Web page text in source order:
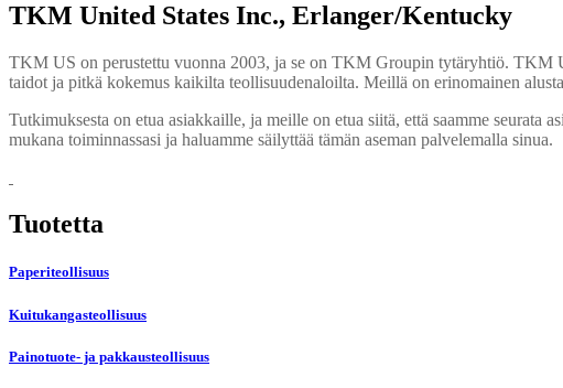
TKM United States Inc., Erlanger/Kentucky
TKM US on perustettu vuonna 2003, ja se on TKM Groupin tytäryhtiö. TKM
taidot ja pitkä kokemus kaikilta teollisuudenaloilta. Meillä on erinomainen
Tutkimuksesta on etua asiakkaille, ja meille on etua siitä, että saamme
mukana toiminnassasi ja haluamme säilyttää tämän aseman palvelemalla sinua.
Tuotetta
Paperiteollisuus
Kuitukangasteollisuus
Painotuote- ja pakkausteollisuus